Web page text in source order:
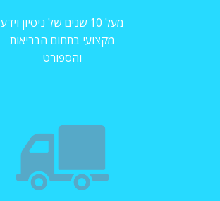
מעל 10 שנים של ניסיון וידע
מקצועי בתחום הבריאות
והספורט